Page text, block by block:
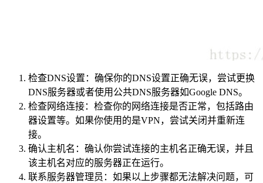
检查DNS设置：确保你的DNS设置正确无误，尝试更换
DNS服务器或者使用公共DNS服务器如Google DNS。
检查网络连接：检查你的网络连接是否正常，包括路由
器设置等。如果你使用的是VPN，尝试关闭并重新连
接。
确认主机名：确认你尝试连接的主机名正确无误，并且
该主机名对应的服务器正在运行。
联系服务器管理员：如果以上步骤都无法解决问题，可